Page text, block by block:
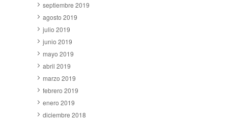
septiembre 2019
agosto 2019
julio 2019
junio 2019
mayo 2019
abril 2019
marzo 2019
febrero 2019
enero 2019
diciembre 2018